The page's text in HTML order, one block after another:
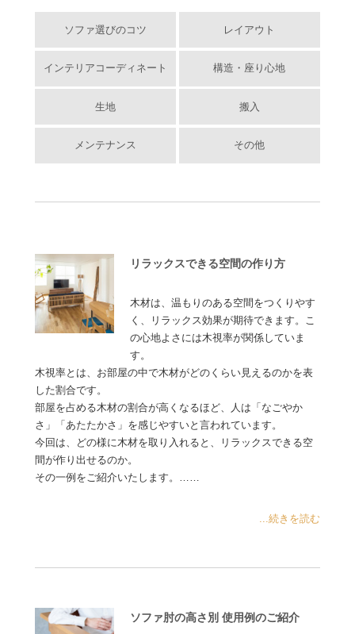
ソファ選びのコツ レイアウト
インテリアコーディネート 構造・座り心地
生地 搬入
メンテナンス その他
リラックスできる空間の作り方
木材は、温もりのある空間をつくりやす
く、リラックス効果が期待できます。こ
の心地よさには木視率が関係していま
す。
木視率とは、お部屋の中で木材がどのくらい見えるのかを表
した割合です。
部屋を占める木材の割合が高くなるほど、人は「なごやか
さ」「あたたかさ」を感じやすいと言われています。
今回は、どの様に木材を取り入れると、リラックスできる空
間が作り出せるのか。
その一例をご紹介いたします。……
...続きを読む
ソファ肘の高さ別 使用例のご紹介